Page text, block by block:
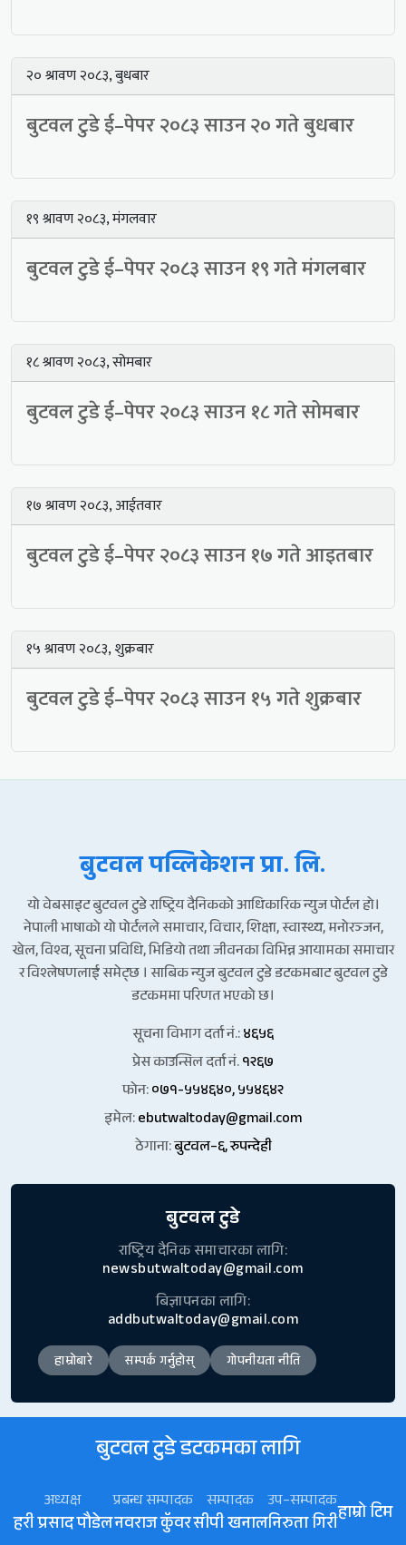
२० श्रावण २०८३, बुधबार
बुटवल टुडे ई–पेपर २०८३ साउन २० गते बुधबार
१९ श्रावण २०८३, मंगलवार
बुटवल टुडे ई–पेपर २०८३ साउन १९ गते मंगलबार
१८ श्रावण २०८३, सोमबार
बुटवल टुडे ई–पेपर २०८३ साउन १८ गते सोमबार
१७ श्रावण २०८३, आईतवार
बुटवल टुडे ई–पेपर २०८३ साउन १७ गते आइतबार
१५ श्रावण २०८३, शुक्रबार
बुटवल टुडे ई–पेपर २०८३ साउन १५ गते शुक्रबार
बुटवल पव्लिकेशन प्रा. लि.
यो वेबसाइट बुटवल टुडे राष्ट्रिय दैनिकको आधिकारिक न्युज पोर्टल हो।
नेपाली भाषाको यो पोर्टलले समाचार, विचार, शिक्षा, स्वास्थ्य, मनोरञ्जन,
खेल, विश्व, सूचना प्रविधि, भिडियो तथा जीवनका विभिन्न आयामका समाचार
र विश्लेषणलाई समेट्छ । साबिक न्युज बुटवल टुडे डटकमबाट बुटवल टुडे
डटकममा परिणत भएको छ।
सूचना विभाग दर्ता नं.:४६५६
प्रेस काउन्सिल दर्ता नं.१२६७
फोन:०७१-५५४६४०, ५५४६४२
इमेल:ebutwaltoday@gmail.com
ठेगाना:बुटवल–६, रुपन्देही
बुटवल टुडे
राष्ट्रिय दैनिक समाचारका लागि:
newsbutwaltoday@gmail.com
बिज्ञापनका लागि:
addbutwaltoday@gmail.com
हाम्रोबारे सम्पर्क गर्नुहोस् गोपनीयता नीति
बुटवल टुडे डटकमका लागि
अध्यक्ष
हरी प्रसाद पौडेल
प्रबन्ध सम्पादक
नवराज कॅुवर
सम्पादक
सीपी खनाल
उप–सम्पादक
निरुता गिरीहाम्रो टिम